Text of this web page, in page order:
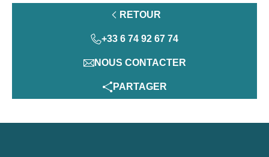
RETOUR
+33 6 74 92 67 74
NOUS CONTACTER
PARTAGER